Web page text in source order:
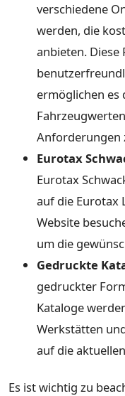
verschiedene
werden, die
anbieten.
ermöglichen es
Anforderungen
Eurotax
Eurotax
auf die Eurotax
Website
um die
Gedruckte
gedruckter
Kataloge
Werkstätten
auf die
Es ist wichtig zu